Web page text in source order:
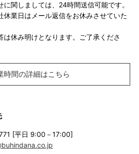
に関しましては、24時間送信可能です。
休業日はメール返信をお休みさせていた
は休み明けとなります。ご了承くださ
時間の詳細はこちら
[平日 9:00－17:00]